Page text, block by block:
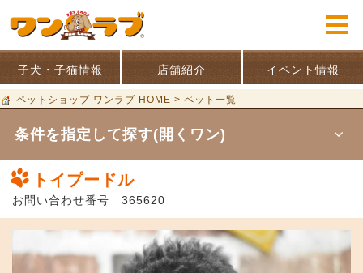
子犬・子猫情報 店舗紹介 イベント情報
ペットショップ ワンラブ HOME > ペット一覧
条件を指定して探す(開くワン)
トイプードル
お問い合わせ番号 365620